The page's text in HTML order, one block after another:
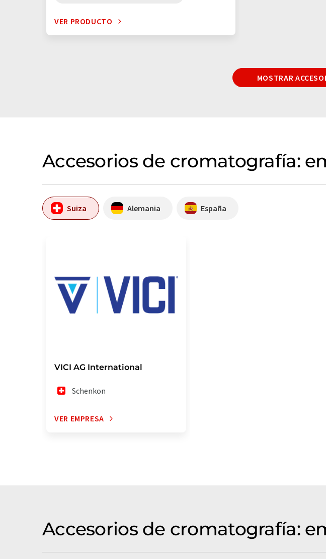
VER PRODUCTO
MOSTRAR
Accesorios de cromatografía:
Suiza Alemania España
VICI AG International
Schenkon
VER EMPRESA
Accesorios de cromatografía: